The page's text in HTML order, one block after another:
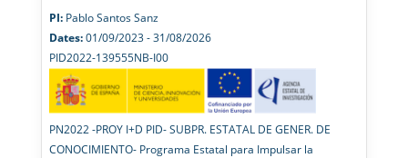
PI:Pablo Santos Sanz
Dates:01/09/2023 - 31/08/2026
PID2022-139555NB-I00
PN2022 -PROY I+D PID- SUBPR. ESTATAL DE GENER. DE
CONOCIMIENTO- Programa Estatal para Impulsar la